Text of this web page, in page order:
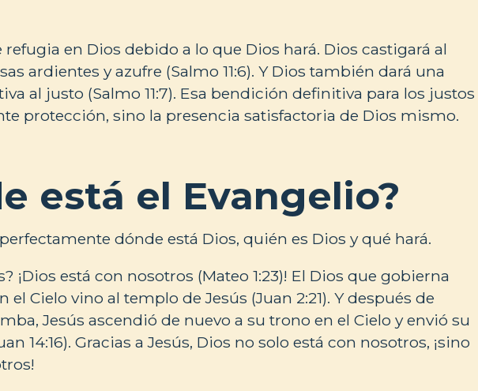
refugia en Dios debido a lo que Dios hará. Dios castigará al
ardientes y azufre (Salmo 11:6). Y Dios también dará una
al justo (Salmo 11:7). Esa bendición definitiva para los justos
protección, sino la presencia satisfactoria de Dios mismo.
está el Evangelio?
dónde está Dios, quién es Dios y qué hará.
¡Dios está con nosotros (Mateo 1:23)! El Dios que gobierna
el Cielo vino al templo de Jesús (Juan 2:21). Y después de
Jesús ascendió de nuevo a su trono en el Cielo y envió su
14:16). Gracias a Jesús, Dios no solo está con nosotros, ¡sino